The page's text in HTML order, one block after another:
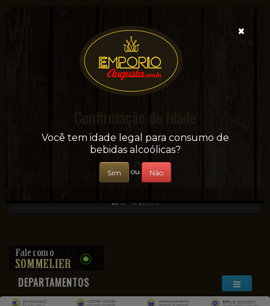
Sua conveniência e adega on-line!
0 - R$0,00
DEPARTAMENTOS
×
Confirmação de Idade
Você tem idade legal para consumo de
bebidas alcoólicas?
Sim ou Não